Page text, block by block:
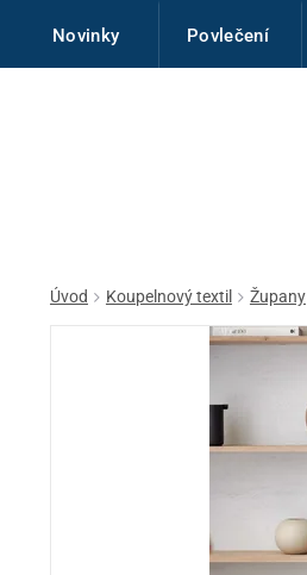
Novinky Povlečení
Úvod Koupelnový textil Župany